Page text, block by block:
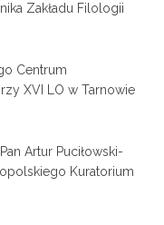
Zakładu Filologii
Centrum
XVI LO w Tarnowie
Artur Puciłowski-
Kuratorium